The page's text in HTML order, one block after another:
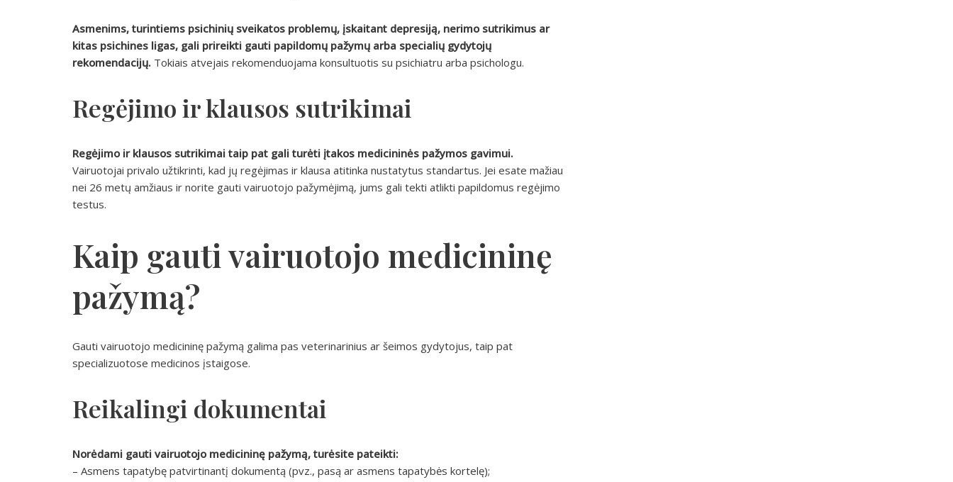
Asmenims, turintiems psichinių sveikatos problemų, įskaitant depresiją, nerimo sutrikimus ar
kitas psichines ligas, gali prireikti gauti papildomų pažymų arba specialių gydytojų
rekomendacijų. Tokiais atvejais rekomenduojama konsultuotis su psichiatru arba psichologu.
Regėjimo ir klausos sutrikimai
Regėjimo ir klausos sutrikimai taip pat gali turėti įtakos medicininės pažymos gavimui.
Vairuotojai privalo užtikrinti, kad jų regėjimas ir klausa atitinka nustatytus standartus. Jei esate mažiau
nei 26 metų amžiaus ir norite gauti vairuotojo pažymėjimą, jums gali tekti atlikti papildomus regėjimo
testus.
Kaip gauti vairuotojo medicininę
pažymą?
Gauti vairuotojo medicininę pažymą galima pas veterinarinius ar šeimos gydytojus, taip pat
specializuotose medicinos įstaigose.
Reikalingi dokumentai
Norėdami gauti vairuotojo medicininę pažymą, turėsite pateikti:
– Asmens tapatybę patvirtinantį dokumentą (pvz., pasą ar asmens tapatybės kortelę);